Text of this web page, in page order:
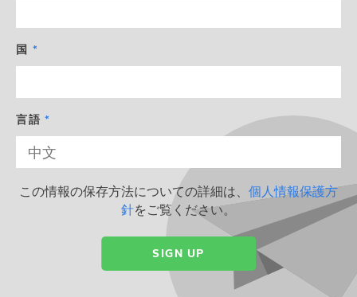
国
言語
この情報の保存方法についての詳細は、 個人情報保護方
針をご覧ください。